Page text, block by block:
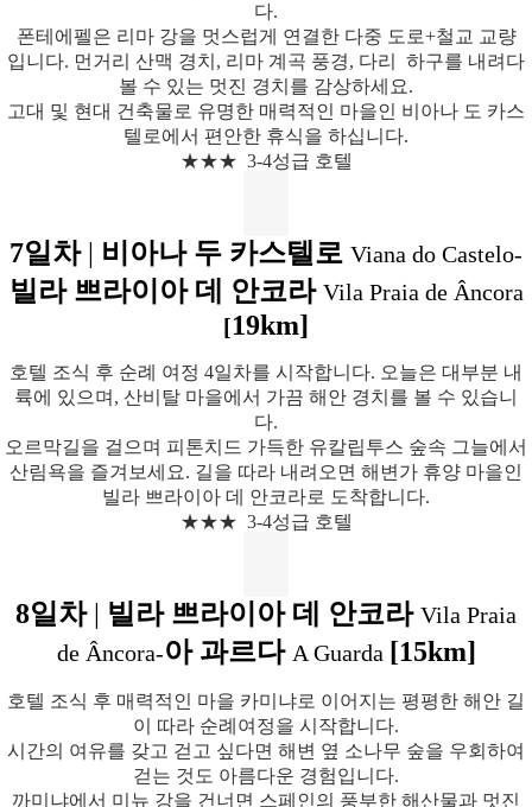
다.
폰테에펠은 리마 강을 멋스럽게 연결한 다중 도로+철교 교량
입니다. 먼거리 산맥 경치, 리마 계곡 풍경, 다리 하구를 내려다
볼 수 있는 멋진 경치를 감상하세요.
고대 및 현대 건축물로 유명한 매력적인 마을인 비아나 도 카스
텔로에서 편안한 휴식을 하십니다.
★★★ 3-4성급 호텔
7일차 | 비아나 두 카스텔로 Viana do Castelo-
빌라 쁘라이아 데 안코라 Vila Praia de Âncora
[19km]
호텔 조식 후 순례 여정 4일차를 시작합니다. 오늘은 대부분 내
륙에 있으며, 산비탈 마을에서 가끔 해안 경치를 볼 수 있습니
다.
오르막길을 걸으며 피톤치드 가득한 유칼립투스 숲속 그늘에서
산림욕을 즐겨보세요. 길을 따라 내려오면 해변가 휴양 마을인
빌라 쁘라이아 데 안코라로 도착합니다.
★★★ 3-4성급 호텔
8일차 | 빌라 쁘라이아 데 안코라 Vila Praia
de Âncora-아 과르다 A Guarda [15km]
호텔 조식 후 매력적인 마을 카미냐로 이어지는 평평한 해안 길
이 따라 순례여정을 시작합니다.
시간의 여유를 갖고 걷고 싶다면 해변 옆 소나무 숲을 우회하여
걷는 것도 아름다운 경험입니다.
까미냐에서 미뉴 강을 건너면 스페인의 풍부한 해산물과 멋진